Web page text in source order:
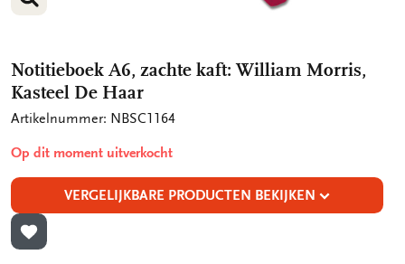
VERGROOT AFBEELDING
Notitieboek A6, zachte kaft: William Morris,
Kasteel De Haar
Artikelnummer: NBSC1164
Op dit moment uitverkocht
VERGELIJKBARE PRODUCTEN BEKIJKEN
TOEVOEGEN AAN VERLANGLIJST